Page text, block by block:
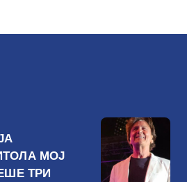
МОЈ
ТРИ